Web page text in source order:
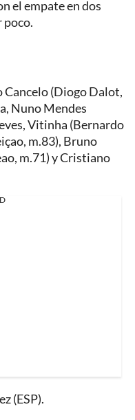
el empate en dos
poco.
Cancelo (Diogo Dalot,
Nuno Mendes
Vitinha (Bernardo
m.83), Bruno
m.71) y Cristiano
(ESP).